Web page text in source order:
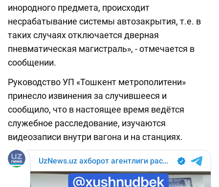
инородного предмета, происходит
несрабатывание системы автозакрытия, т.е. в
таких случаях отключается дверная
пневматическая магистраль», - отмечается в
сообщении.
Руководство УП «Тошкент метрополитени»
принесло извинения за случившееся и
сообщило, что в настоящее время ведётся
служебное расследование, изучаются
видеозаписи внутри вагона и на станциях.